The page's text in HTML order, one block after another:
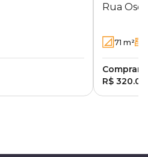
Rua
71 m²
Comprar:
R$